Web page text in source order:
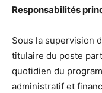
Responsabilités
Sous la supervision
titulaire du poste
quotidien du
administratif et